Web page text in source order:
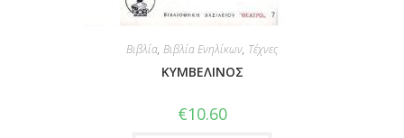
Βιβλία, Βιβλία Ενηλίκων, Τέχνες
ΚΥΜΒΕΛΙΝΟΣ
€10.60